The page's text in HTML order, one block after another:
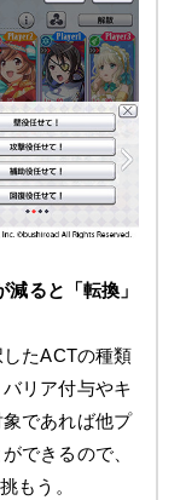
ると「転換」
たACTの種類
リア付与やキ
であれば他プ
できるので、
もう。